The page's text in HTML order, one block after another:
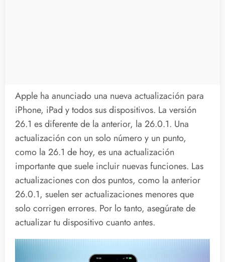
Apple ha anunciado una nueva actualización para
iPhone, iPad y todos sus dispositivos. La versión
26.1 es diferente de la anterior, la 26.0.1. Una
actualización con un solo número y un punto,
como la 26.1 de hoy, es una actualización
importante que suele incluir nuevas funciones. Las
actualizaciones con dos puntos, como la anterior
26.0.1, suelen ser actualizaciones menores que
solo corrigen errores. Por lo tanto, asegúrate de
actualizar tu dispositivo cuanto antes.